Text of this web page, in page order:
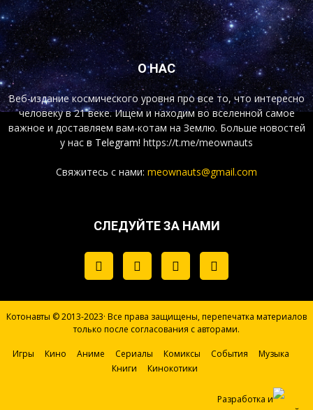
О НАС
Веб-издание космического уровня про все то, что интересно
человеку в 21 веке. Ищем и находим во вселенной самое
важное и доставляем вам-котам на Землю. Больше новостей
у нас в Telegram! https://t.me/meownauts
Свяжитесь с нами: meownauts@gmail.com
СЛЕДУЙТЕ ЗА НАМИ
Котонавты © 2013-2023· Все права защищены, перепечатка материалов
только после согласования с авторами.
Игры Кино Аниме Сериалы Комиксы События
Музыка
Книги
Кинокотики
Разработка и